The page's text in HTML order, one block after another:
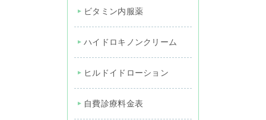
ビタミン内服薬
ハイドロキノンクリーム
ヒルドイドローション
自費診療料金表